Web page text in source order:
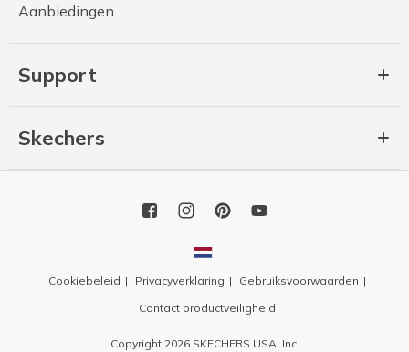
Aanbiedingen
Support
Skechers
Cookiebeleid Privacyverklaring
Gebruiksvoorwaarden
Contact productveiligheid
Copyright 2026 SKECHERS USA, Inc.